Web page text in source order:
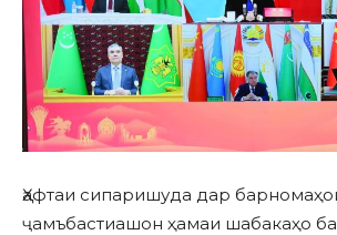
Ҳафтаи сипаришуда дар
ҷамъбастиашон ҳамаи шабакаҳо